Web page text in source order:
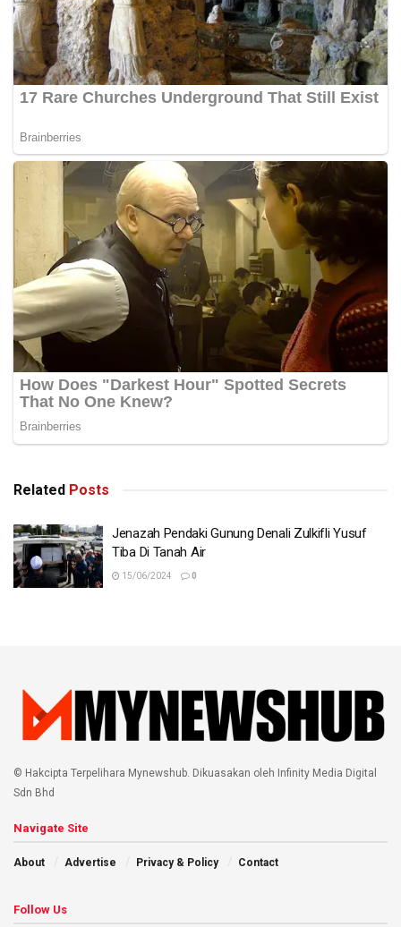
“Saya berserah diri kepada Allah sejak malam kejadian
ribut di atas (gunung) dan sampai hari ini, banyak cabaran
saya tempuhi. Sesungguhnya Allah yang membantu
segalanya dan berkat doa keluarga dan kawan-kawan
semua,” katanya.
Muhammad Illaham bersama dua lagi rakan pendaki,
Zainudin, 48, dan Zulkifli, 37, tiba di puncak Gunung
Denali berketinggian 6,190 meter sekitar jam 11 malam, 27
Mei (waktu tempatan).
Sebelum ini, Muhammad Illaham telah melakukan
pendakian di beberapa puncak tertinggi seperti Gunung
Kilimanjaro, Afrika; Gunung Elbrus, Rusia; Gunung
Everest, Nepal; Gunung Aconcagua, Argentina dan
Gunung Carstensz, Indonesia.
-Harian Metro
Related Posts
Jenazah Pendaki Gunung Denali Zulkifli Yusuf
Tiba Di Tanah Air
15/06/2024 0
© Hakcipta Terpelihara Mynewshub. Dikuasakan oleh Infinity Media Digital
Sdn Bhd
Navigate Site
About Advertise Privacy & Policy Contact
Follow Us